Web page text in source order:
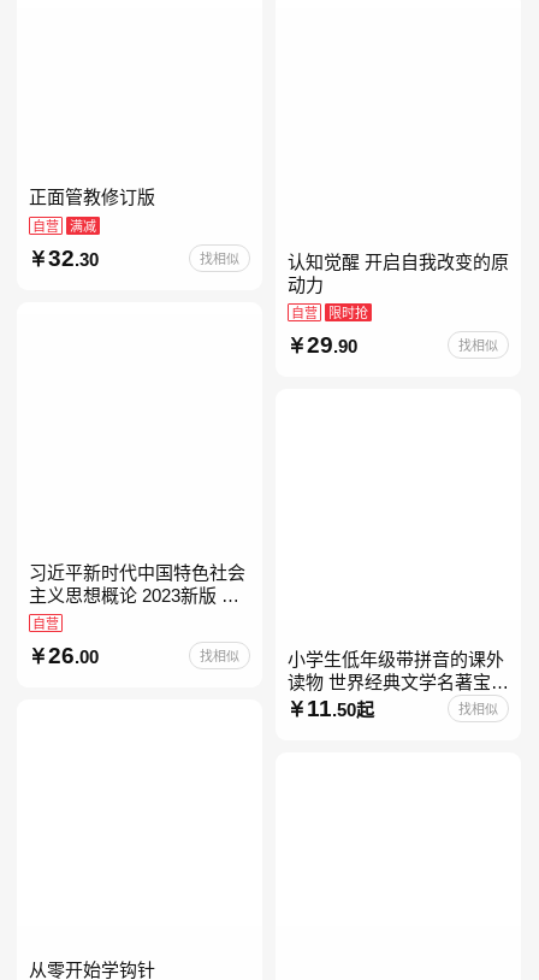
正面管教修订版
自营 满减
32.30 找相似
认知觉醒 开启自我改变的原
动力
自营 限时抢
29.90 找相似
习近平新时代中国特色社会
主义思想概论 2023新版 自
考15041
自营
26.00 找相似
小学生低年级带拼音的课外
读物 世界经典文学名著宝库
儿童彩图注音版 小学生一二
年级课外阅读经典名著故事
11 .50起 找相似
从零开始学钩针